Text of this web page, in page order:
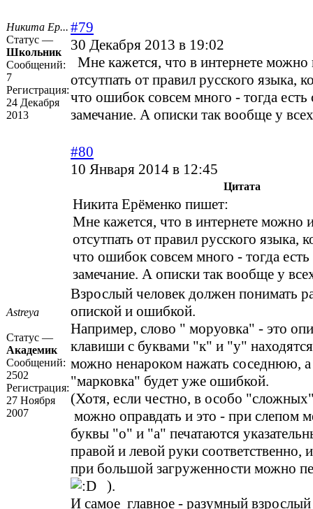
Никита Ер...
Статус —
Школьник
Сообщений:
7
Регистрация:
24 Декабря
2013
#79
30 Декабря 2013 в 19:02
Мне кажется, что в интернете можно
отсутпать от правил русского языка,
что ошибок совсем много - тогда есть
замечание. А описки так вообще у
Astreya
Статус —
Академик
Сообщений:
2502
Регистрация:
27 Ноября
2007
#80
10 Января 2014 в 12:45
Цитата
Никита Ерёменко пишет:
Мне кажется, что в интернете можно
отсутпать от правил русского языка,
что ошибок совсем много - тогда есть
замечание. А описки так вообще у
Взрослый человек должен понимать
опиской и ошибкой.
Например, слово " моруовка" - это
клавиши с буквами "к" и "у"
можно ненароком нажать соседнюю, а
"марковка" будет уже ошибкой.
(Хотя, если честно, в особо
можно оправдать и это - при слепом
буквы "о" и "а" печатаются
правой и левой руки соответственно,
при большой загруженности можно
).
И самое главное - разумный взрослый